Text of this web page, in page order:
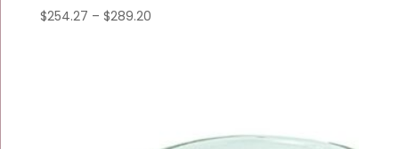
$254.27 – $289.20Price